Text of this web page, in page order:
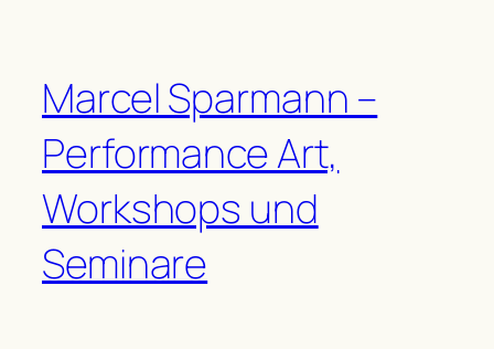
Marcel Sparmann –
Performance Art,
Workshops und
Seminare